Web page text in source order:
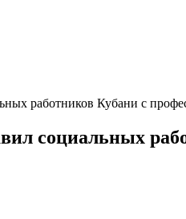
работников Кубани с
социальных